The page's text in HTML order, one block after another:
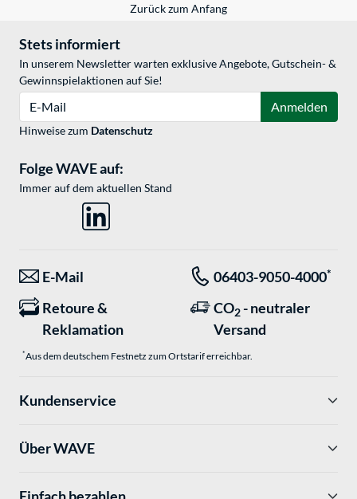
Zurück zum Anfang
Stets informiert
In unserem Newsletter warten exklusive Angebote, Gutschein- &
Gewinnspielaktionen auf Sie!
Anmelden
Hinweise zum Datenschutz
Folge WAVE auf:
Immer auf dem aktuellen Stand
E-Mail 06403-9050-4000*
Retoure &
Reklamation
CO2 - neutraler
Versand
*Aus dem deutschem Festnetz zum Ortstarif erreichbar.
Kundenservice
Über WAVE